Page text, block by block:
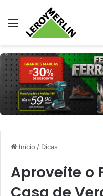
Menu
Início / Dicas
Aproveite o